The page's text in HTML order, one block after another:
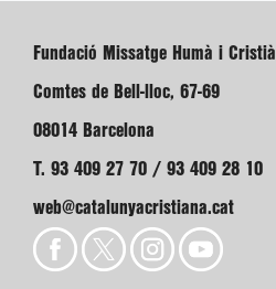
Fundació Missatge Humà i Cristià
Comtes de Bell-lloc, 67-69
08014 Barcelona
T. 93 409 27 70 / 93 409 28 10
web@catalunyacristiana.cat